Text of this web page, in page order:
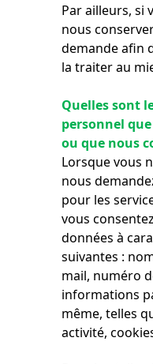
Par ailleurs, si
nous
demande afin
la traiter au
Quelles sont
personnel
ou que nous
Lorsque vous
nous
pour les
vous
données à
suivantes :
mail, numéro
informations
même, telles
activité,